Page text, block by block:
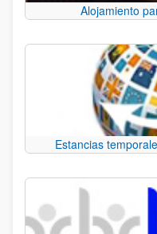
Alojamiento
Estancias